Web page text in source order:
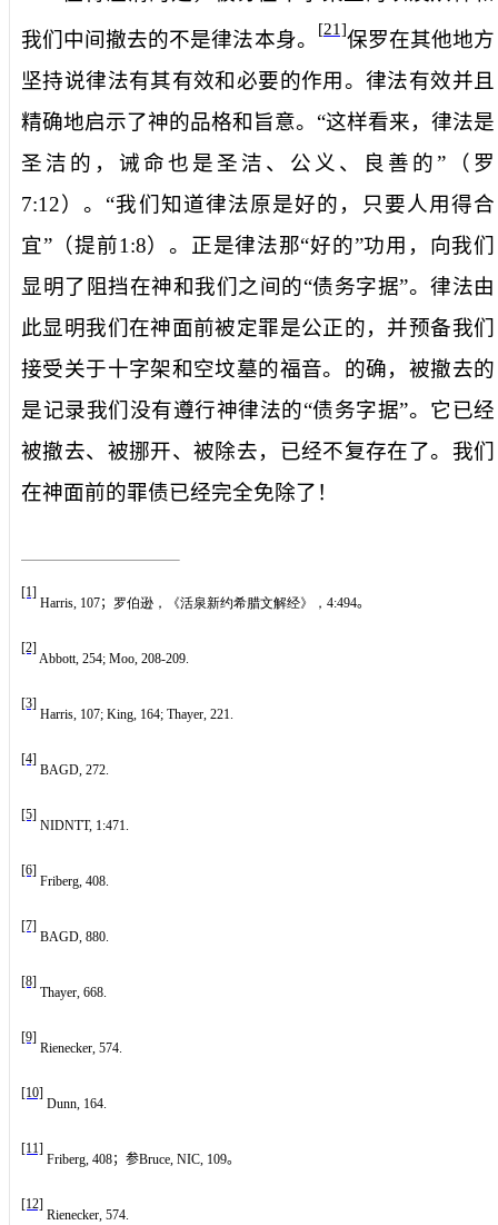
我们中间撤去的不是律法本身。 [21]保罗在其他地方
坚持说律法有其有效和必要的作用。律法有效并且
精确地启示了神的品格和旨意。“这样看来，律法是
圣洁的，诫命也是圣洁、公义、良善的”（罗
7:12）。“我们知道律法原是好的，只要人用得合
宜”（提前1:8）。正是律法那“好的”功用，向我们
显明了阻挡在神和我们之间的“债务字据”。律法由
此显明我们在神面前被定罪是公正的，并预备我们
接受关于十字架和空坟墓的福音。的确，被撤去的
是记录我们没有遵行神律法的“债务字据”。它已经
被撤去、被挪开、被除去，已经不复存在了。我们
在神面前的罪债已经完全免除了！
[1]
Harris, 107； 罗伯逊，《活泉新约希腊文解经》， 4:494。
[2]
Abbott, 254; Moo, 208-209.
[3]
Harris, 107; King, 164; Thayer, 221.
[4]
BAGD, 272.
[5]
NIDNTT, 1:471.
[6]
Friberg, 408.
[7]
BAGD, 880.
[8]
Thayer, 668.
[9]
Rienecker, 574.
[10]
Dunn, 164.
[11]
Friberg, 408；参Bruce, NIC, 109。
[12]
Rienecker, 574.